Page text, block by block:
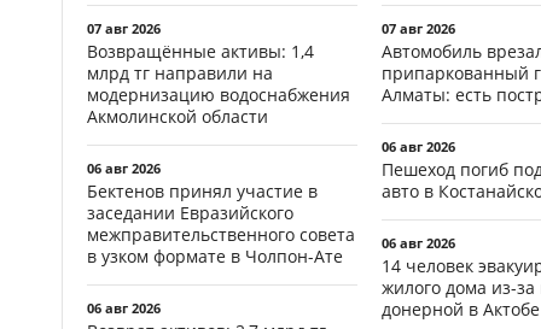
07 авг 2026
Возвращённые активы: 1,4
млрд тг направили на
модернизацию водоснабжения
Акмолинской области
06 авг 2026
Бектенов принял участие в
заседании Евразийского
межправительственного совета
в узком формате в Чолпон-Ате
06 авг 2026
07 авг 2026
Автомобиль
припаркованный
Алматы: есть
06 авг 2026
Пешеход погиб
авто в
06 авг 2026
14 человек
жилого дома из-
донерной в Актобе